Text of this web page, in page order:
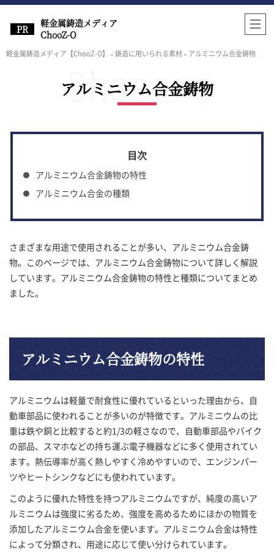
軽金属鋳造メディア
ChooZ-O
軽金属鋳造メディア【ChooZ-O】 »鋳造に用いられる素材» アルミニウム合金鋳物
アルミニウム合金鋳物
アルミニウム合金鋳物の特性
アルミニウム合金の種類
さまざまな用途で使用されることが多い、アルミニウム合金鋳
物。このページでは、アルミニウム合金鋳物について詳しく解説
しています。アルミニウム合金鋳物の特性と種類についてまとめ
ました。
アルミニウム合金鋳物の特性
アルミニウムは軽量で耐食性に優れているといった理由から、自
動車部品に使われることが多いのが特徴です。アルミニウムの比
重は鉄や銅と比較すると約1/3の軽さなので、自動車部品やバイク
の部品、スマホなどの持ち運ぶ電子機器などに多く使用されてい
ます。熱伝導率が高く熱しやすく冷めやすいので、エンジンパー
ツやヒートシンクなどにも使われています。
このように優れた特性を持つアルミニウムですが、純度の高いア
ルミニウムは強度に劣るため、強度を高めるためにほかの物質を
添加したアルミニウム合金を使います。アルミニウム合金は特性
によって分類され、用途に応じて使い分けられています。